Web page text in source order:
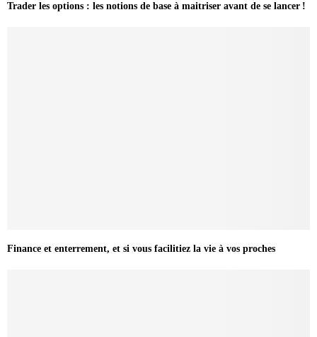
Trader les options : les notions de base à maitriser avant de se lancer !
Finance et enterrement, et si vous facilitiez la vie à vos proches